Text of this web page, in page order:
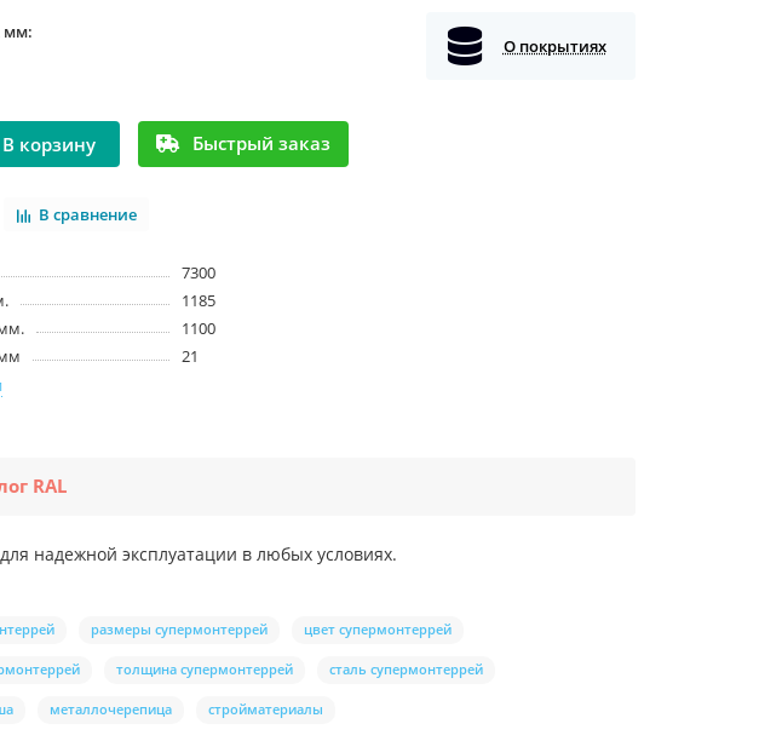
мм:
В корзину Быстрый заказ
В сравнение
7300
1185
1100
21
О покрытиях
RAL
надежной эксплуатации в любых условиях.
размеры супермонтеррей цвет супермонтеррей
толщина супермонтеррей сталь супермонтеррей
металлочерепица стройматериалы